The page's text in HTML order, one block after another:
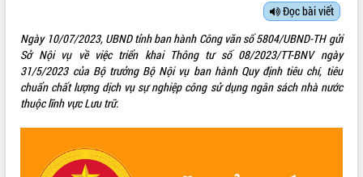
SỞ, BAN, NGÀNH
UBND CÁC XÃ, PHƯỜNG
HỆ THỐNG VĂN BẢN
Đọc bài viết
Ngày 10/07/2023, UBND tỉnh ban hành Công văn số 5804/UBND-TH gửi
Sở Nội vụ về việc triển khai Thông tư số 08/2023/TT-BNV ngày
31/5/2023 của Bộ trưởng Bộ Nội vụ ban hành Quy định tiêu chí, tiêu
chuẩn chất lượng dịch vụ sự nghiệp công sử dụng ngân sách nhà nước
thuộc lĩnh vực Lưu trữ.